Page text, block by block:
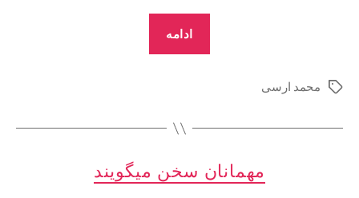
ادامه
ارسی
مناسبت
اسفند،
برچسب‌هامحمد ارسی
دسته‌ها
مهمانان سخن میگویند